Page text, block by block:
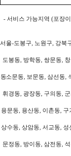
- 서비스 가능지역 (포장
서울-도봉구, 노원구, 강북
도봉동, 방학동, 쌍문동,
동소문동, 보문동, 삼선동,
휘경동, 광장동, 구의동,
용문동, 용산동, 이촌동,
상수동, 상암동, 서교동,
문정동, 방이동, 삼전동,